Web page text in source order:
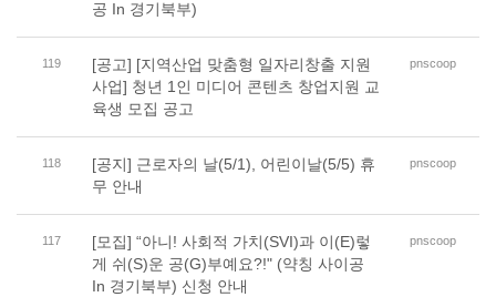
공 In 경기북부)
119
[공고] [지역산업 맞춤형 일자리창출 지원
사업] 청년 1인 미디어 콘텐츠 창업지원 교
육생 모집 공고
pnscoop
118
[공지] 근로자의 날(5/1), 어린이날(5/5) 휴
무 안내
pnscoop
117
[모집] “아니! 사회적 가치(SVI)과 이(E)렇
게 쉬(S)운 공(G)부예요?!" (약칭 사이공
In 경기북부) 신청 안내
pnscoop